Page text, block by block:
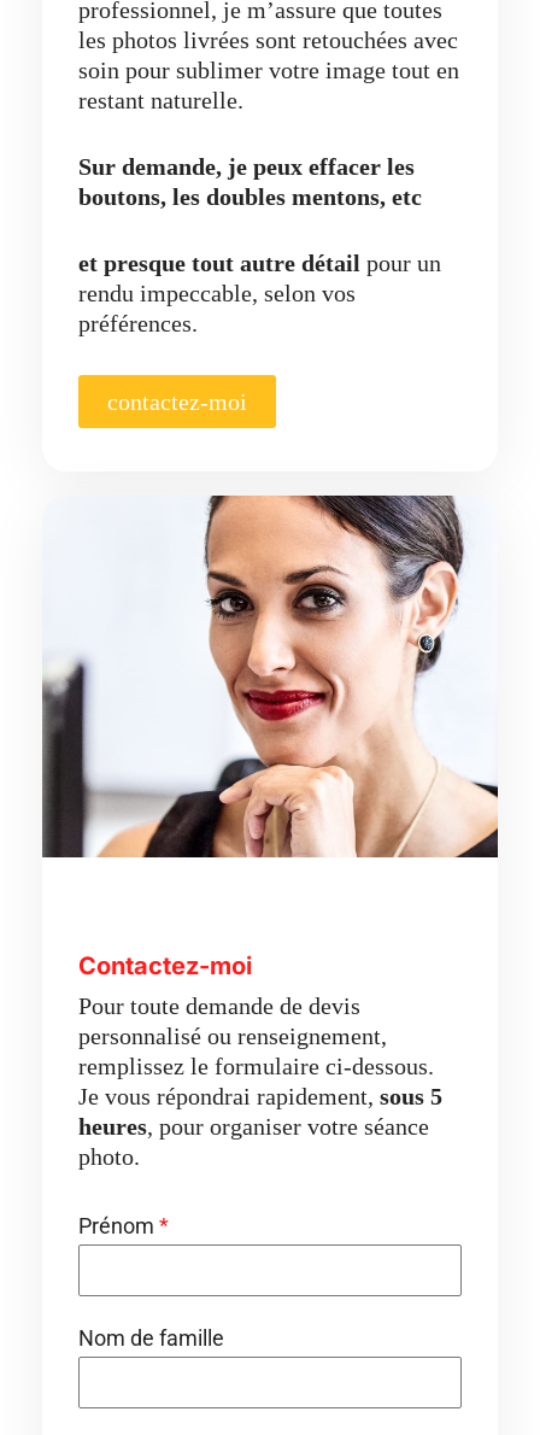
professionnel, je m’assure que toutes
les photos livrées sont retouchées avec
soin pour sublimer votre image tout en
restant naturelle.
Sur demande, je peux effacer les
boutons, les doubles mentons, etc
et presque tout autre détail pour un
rendu impeccable, selon vos
préférences.
contactez-moi
Contactez-moi
Pour toute demande de devis
personnalisé ou renseignement,
remplissez le formulaire ci-dessous.
Je vous répondrai rapidement, sous 5
heures, pour organiser votre séance
photo.
Prénom *
Nom de famille